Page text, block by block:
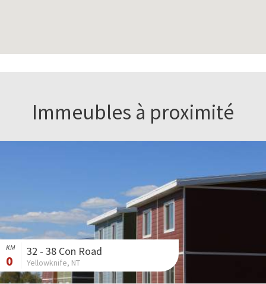
Immeubles à proximité
KM
0
32 - 38 Con Road
Yellowknife, NT